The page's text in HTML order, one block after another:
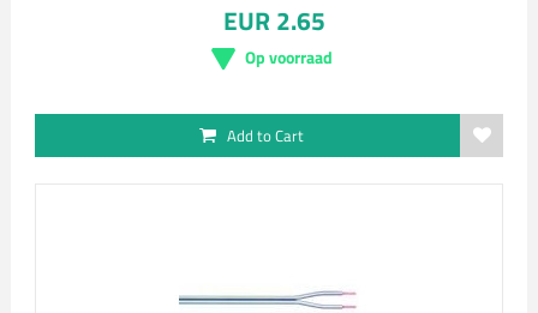
EUR 2.65
Op voorraad
Add to Cart